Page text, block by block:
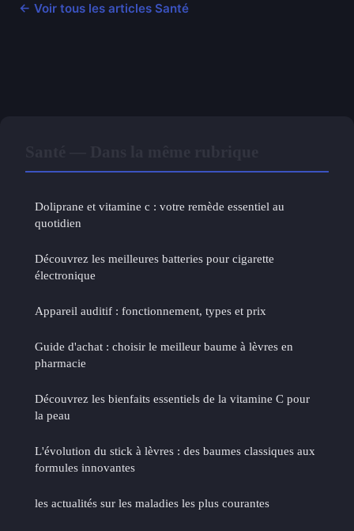
← Voir tous les articles Santé
Doliprane et vitamine c : votre remède essentiel au
quotidien
Découvrez les meilleures batteries pour cigarette
électronique
Appareil auditif : fonctionnement, types et prix
Guide d'achat : choisir le meilleur baume à lèvres en
pharmacie
Découvrez les bienfaits essentiels de la vitamine C pour
la peau
L'évolution du stick à lèvres : des baumes classiques aux
formules innovantes
les actualités sur les maladies les plus courantes